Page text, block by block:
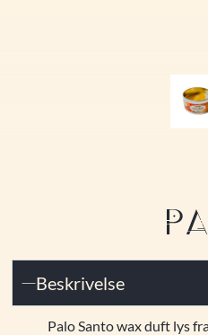
Beskrivelse
Palo Santo wax duft lys